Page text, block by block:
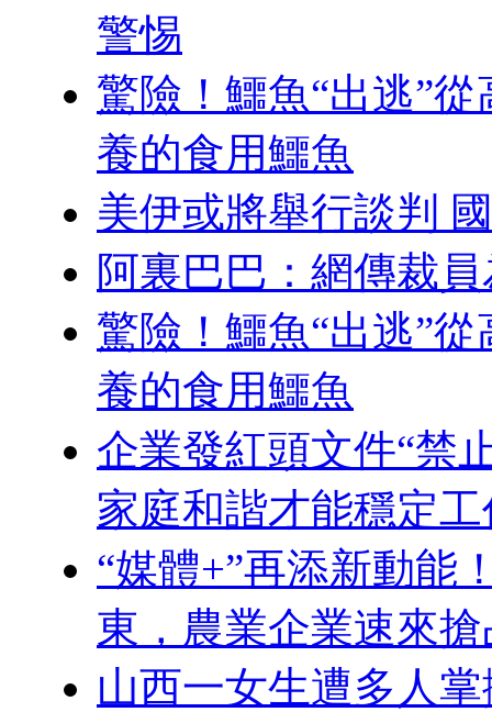
警惕
驚險！鱷魚“出逃”
養的食用鱷魚
美伊或將舉行談判
阿裏巴巴：網傳裁
驚險！鱷魚“出逃”
養的食用鱷魚
企業發紅頭文件“禁
家庭和諧才能穩定工
“媒體+”再添新動能
東，農業企業速來
山西一女生遭多人